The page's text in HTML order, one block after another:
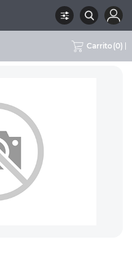
Carrito (0)
HIKVISION